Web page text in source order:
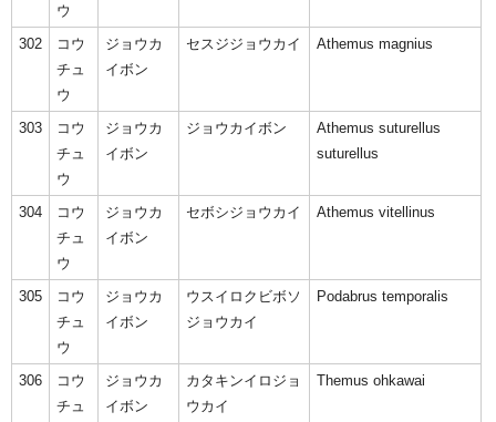
ウ
302
コウ
チュ
ウ
ジョウカ
イボン
セスジジョウカイ Athemus magnius
303
コウ
チュ
ウ
ジョウカ
イボン
ジョウカイボン
Athemus suturellus
suturellus
304
コウ
チュ
ウ
ジョウカ
イボン
セボシジョウカイ Athemus vitellinus
305
コウ
チュ
ウ
ジョウカ
イボン
ウスイロクビボソ
ジョウカイ
Podabrus temporalis
306
コウ
チュ
ジョウカ
イボン
カタキンイロジョ
ウカイ
Themus ohkawai